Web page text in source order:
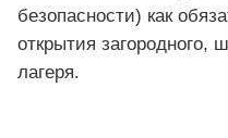
безопасности) как
открытия загородного,
лагеря.